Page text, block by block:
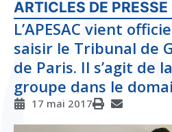
ARTICLES DE
L’APESAC vient
saisir le Tribunal de
de Paris. Il s’agit de
groupe dans le
17 mai 2017